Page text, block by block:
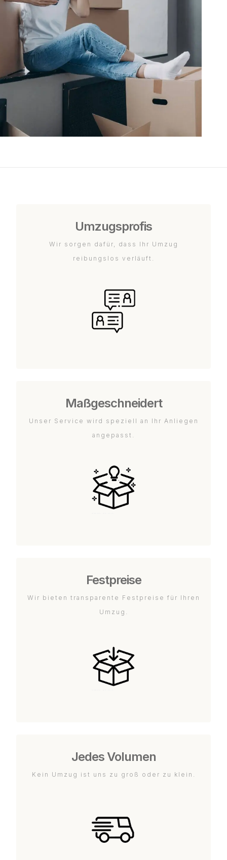
Umzugsprofis
Wir sorgen dafür, dass Ihr Umzug
reibungslos verläuft.
Maßgeschneidert
Unser Service wird speziell an Ihr Anliegen
angepasst.
Festpreise
Wir bieten transparente Festpreise für Ihren
Umzug.
Jedes Volumen
Kein Umzug ist uns zu groß oder zu klein.